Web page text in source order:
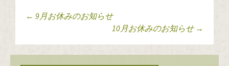
投稿ナビゲーショ
← 9月お休みのお知らせ
10月お休みのお知らせ →